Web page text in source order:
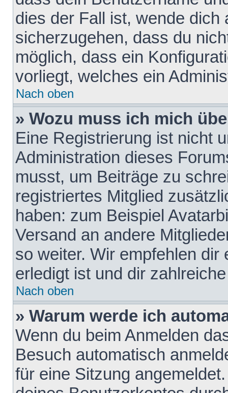
dies der Fall ist, wende dich
sicherzugehen, dass du
möglich, dass ein
vorliegt, welches ein
Nach oben
» Wozu muss ich mich
Eine Registrierung ist nicht
Administration dieses
musst, um Beiträge zu
registriertes Mitglied
haben: zum Beispiel
Versand an andere
so weiter. Wir empfehlen
erledigt ist und dir
Nach oben
» Warum werde ich
Wenn du beim Anmelden
Besuch automatisch
für eine Sitzung